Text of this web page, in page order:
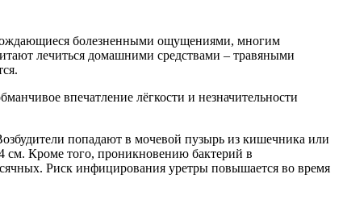
болезненными ощущениями, многим
лечиться домашними средствами – травяными
впечатление лёгкости и незначительности
попадают в мочевой пузырь из кишечника или
см. Кроме того, проникновению бактерий в
Риск инфицирования уретры повышается во время